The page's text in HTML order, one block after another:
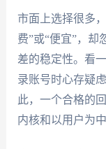
市面上选择很多
费”或“便宜”，却
差的稳定性。看
录账号时心存疑
此，一个合格的
内核和以用户为